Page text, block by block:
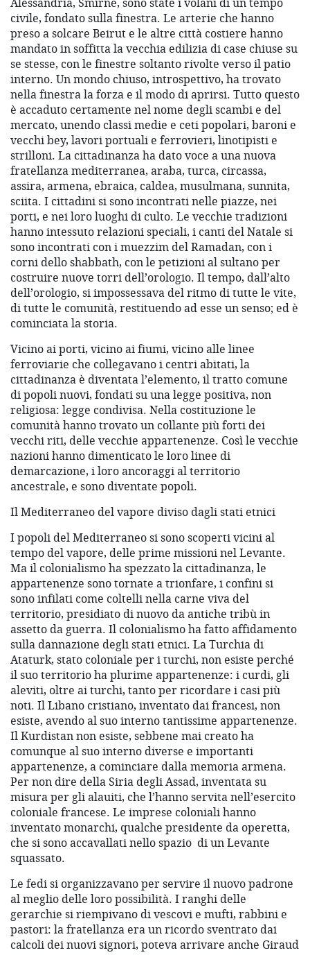
civile, fondato sulla finestra. Le arterie che hanno
preso a solcare Beirut e le altre città costiere hanno
mandato in soffitta la vecchia edilizia di case chiuse su
se stesse, con le finestre soltanto rivolte verso il patio
interno. Un mondo chiuso, introspettivo, ha trovato
nella finestra la forza e il modo di aprirsi. Tutto questo
è accaduto certamente nel nome degli scambi e del
mercato, unendo classi medie e ceti popolari, baroni e
vecchi bey, lavori portuali e ferrovieri, linotipisti e
strilloni. La cittadinanza ha dato voce a una nuova
fratellanza mediterranea, araba, turca, circassa,
assira, armena, ebraica, caldea, musulmana, sunnita,
sciita. I cittadini si sono incontrati nelle piazze, nei
porti, e nei loro luoghi di culto. Le vecchie tradizioni
hanno intessuto relazioni speciali, i canti del Natale si
sono incontrati con i muezzim del Ramadan, con i
corni dello shabbath, con le petizioni al sultano per
costruire nuove torri dell’orologio. Il tempo, dall’alto
dell’orologio, si impossessava del ritmo di tutte le vite,
di tutte le comunità, restituendo ad esse un senso; ed è
cominciata la storia.
Vicino ai porti, vicino ai fiumi, vicino alle linee
ferroviarie che collegavano i centri abitati, la
cittadinanza è diventata l’elemento, il tratto comune
di popoli nuovi, fondati su una legge positiva, non
religiosa: legge condivisa. Nella costituzione le
comunità hanno trovato un collante più forti dei
vecchi riti, delle vecchie appartenenze. Così le vecchie
nazioni hanno dimenticato le loro linee di
demarcazione, i loro ancoraggi al territorio
ancestrale, e sono diventate popoli.
Il Mediterraneo del vapore diviso dagli stati etnici
I popoli del Mediterraneo si sono scoperti vicini al
tempo del vapore, delle prime missioni nel Levante.
Ma il colonialismo ha spezzato la cittadinanza, le
appartenenze sono tornate a trionfare, i confini si
sono infilati come coltelli nella carne viva del
territorio, presidiato di nuovo da antiche tribù in
assetto da guerra. Il colonialismo ha fatto affidamento
sulla dannazione degli stati etnici. La Turchia di
Ataturk, stato coloniale per i turchi, non esiste perché
il suo territorio ha plurime appartenenze: i curdi, gli
aleviti, oltre ai turchi, tanto per ricordare i casi più
noti. Il Libano cristiano, inventato dai francesi, non
esiste, avendo al suo interno tantissime appartenenze.
Il Kurdistan non esiste, sebbene mai creato ha
comunque al suo interno diverse e importanti
appartenenze, a cominciare dalla memoria armena.
Per non dire della Siria degli Assad, inventata su
misura per gli alauiti, che l’hanno servita nell’esercito
coloniale francese. Le imprese coloniali hanno
inventato monarchi, qualche presidente da operetta,
che si sono accavallati nello spazio di un Levante
squassato.
Le fedi si organizzavano per servire il nuovo padrone
al meglio delle loro possibilità. I ranghi delle
gerarchie si riempivano di vescovi e mufti, rabbini e
pastori: la fratellanza era un ricordo sventrato dai
calcoli dei nuovi signori, poteva arrivare anche Giraud